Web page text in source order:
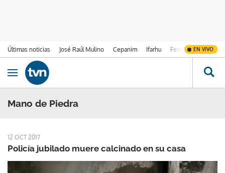
Últimas noticias José Raúl Mulino Cepanim Ifarhu Fenómeno de El
EN VIVO
Ir al contenido
Obrir navegació
Mano de Piedra
12 OCT 2017
Policía jubilado muere calcinado en su casa